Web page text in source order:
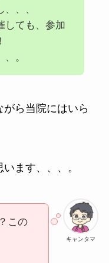
、、
しても、参加
。
ら当院にはいら
ます、、、。
キャンタマ
この